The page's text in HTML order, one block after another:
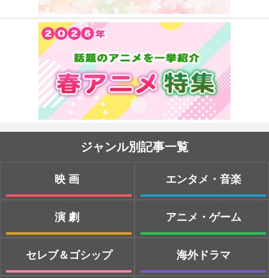
ジャンル別記事一覧
映画
演劇
セレブ＆ゴシップ
エンタメ・音楽
アニメ・ゲーム
海外ドラマ